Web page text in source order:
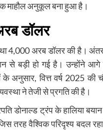
माहौल अनुकूल बना हुआ है।
डॉलर
4,000 अरब डॉलर की है।
से बड़ी हो गई है। उन्होंने
वित्त वर्ष 2025 की
ने तेजी से प्रगति की है।
डोनाल्ड ट्रंप के हालिया
तरह वैश्विक परिदृश्य बदल